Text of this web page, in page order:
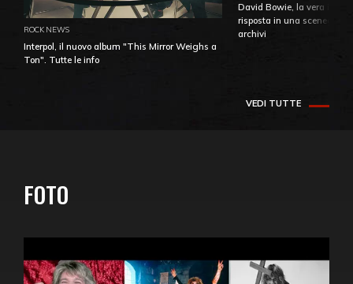
ROCK NEWS
Interpol, il nuovo album "This Mirror Weighs a
Ton". Tutte le info
David Bowie, la vera
risposta in una
archivi
VEDI TUTTE
FOTO